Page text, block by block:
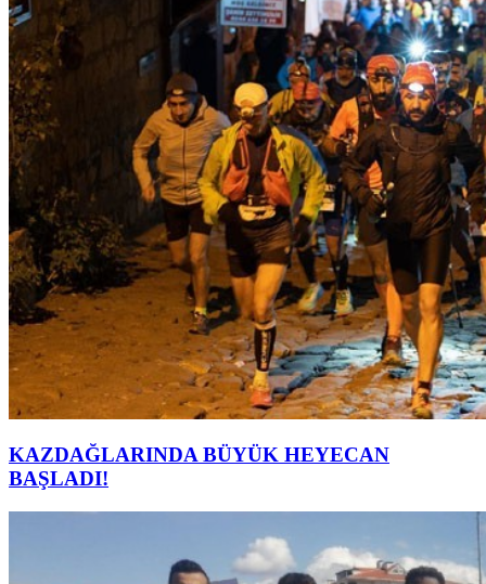
KAZDAĞLARINDA BÜYÜK HEYECAN
BAŞLADI!